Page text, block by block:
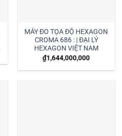
MÁY ĐO TỌA ĐỘ HEXAGON
CROMA 686 : | ĐẠI LÝ
HEXAGON VIỆT NAM
₫1,644,000,000